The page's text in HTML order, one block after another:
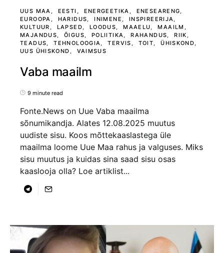
UUS MAA EESTI ENERGEETIKA
ENESEARENG
EUROOPA
HARIDUS INIMENE
INSPIREERIJA
KULTUUR
LAPSED LOODUS MAAELU
MAAILM
MAJANDUS
ÕIGUS POLIITIKA RAHANDUS
RIIK
TEADUS
TEHNOLOOGIA TERVIS TOIT
ÜHISKOND
UUS ÜHISKOND
VAIMSUS
Vaba maailm
9 minute read
Fonte.News on Uue Vaba maailma
sõnumikandja. Alates 12.08.2025 muutus
uudiste sisu. Koos mõttekaaslastega üle
maailma loome Uue Maa rahus ja valguses. Miks
sisu muutus ja kuidas sina saad sisu osas
kaaslooja olla? Loe artiklist...